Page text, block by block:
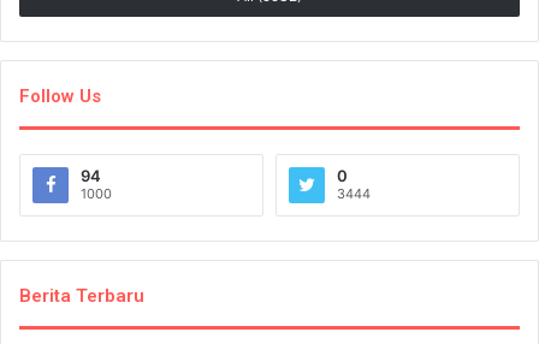
Follow Us
94
1000
0
3444
Berita Terbaru